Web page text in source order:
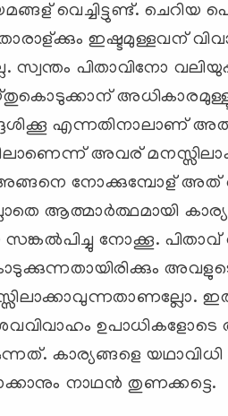
വെച്ചിട്ടുണ്ട്. ചെറിയ
ഇഷ്ടമുള്ളവന്
സ്വന്തം പിതാവിനോ
എന്നതിനാലാണ്
അവര്
നോക്കുമ്പോള് അത്
ആത്മാര്‍ത്ഥമായി
സങ്കല്‍പിച്ചു നോക്കൂ.
കാര്യങ്ങളെ
നാഥന്‍ തുണക്കട്ടെ.